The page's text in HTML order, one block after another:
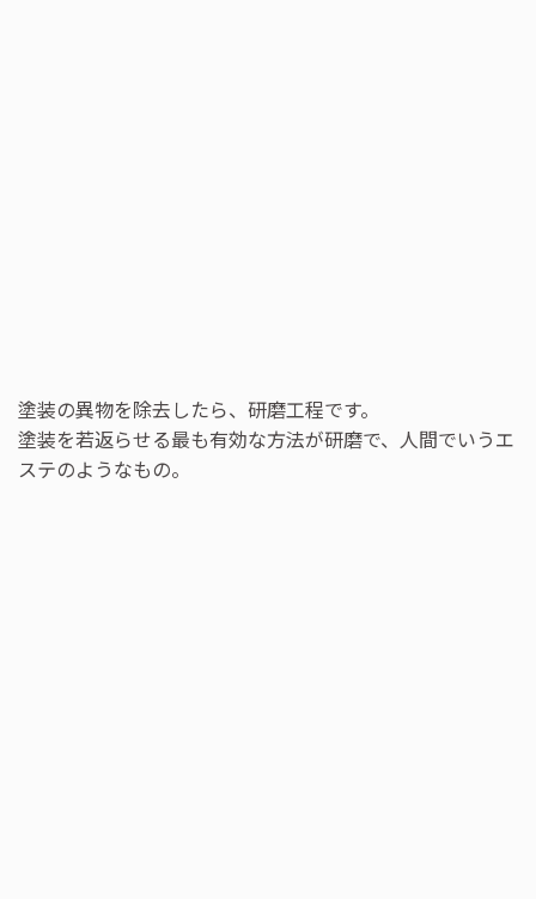
塗装の異物を除去したら、研磨工程です。
塗装を若返らせる最も有効な方法が研磨で、人間でいうエ
ステのようなもの。